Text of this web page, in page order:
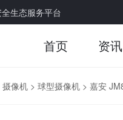
生态服务平台
首页 资讯
摄像机 > 球型摄像机 > 嘉安